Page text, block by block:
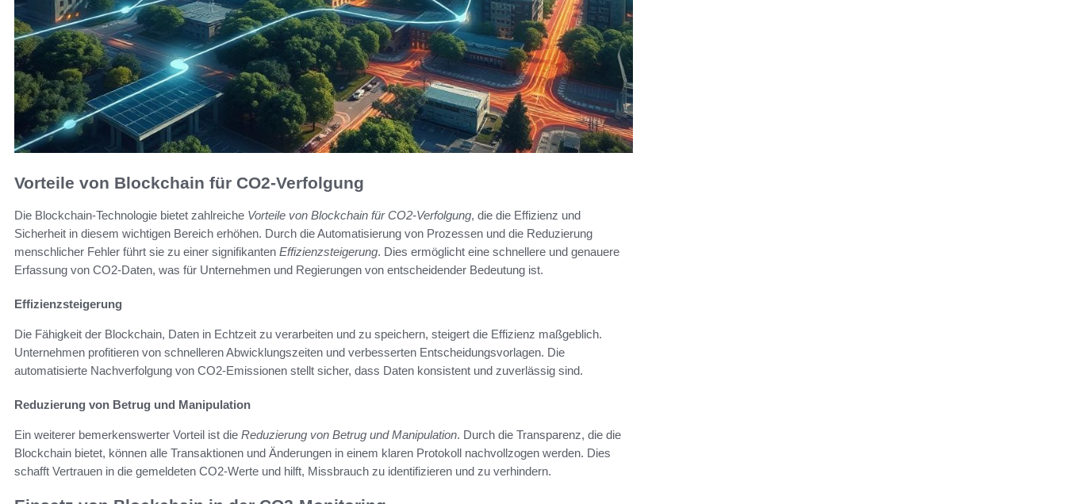
Vorteile von Blockchain für CO2-Verfolgung
Die Blockchain-Technologie bietet zahlreiche Vorteile von Blockchain für CO2-Verfolgung, die die Effizienz und
Sicherheit in diesem wichtigen Bereich erhöhen. Durch die Automatisierung von Prozessen und die Reduzierung
menschlicher Fehler führt sie zu einer signifikanten Effizienzsteigerung. Dies ermöglicht eine schnellere und genauere
Erfassung von CO2-Daten, was für Unternehmen und Regierungen von entscheidender Bedeutung ist.
Effizienzsteigerung
Die Fähigkeit der Blockchain, Daten in Echtzeit zu verarbeiten und zu speichern, steigert die Effizienz maßgeblich.
Unternehmen profitieren von schnelleren Abwicklungszeiten und verbesserten Entscheidungsvorlagen. Die
automatisierte Nachverfolgung von CO2-Emissionen stellt sicher, dass Daten konsistent und zuverlässig sind.
Reduzierung von Betrug und Manipulation
Ein weiterer bemerkenswerter Vorteil ist die Reduzierung von Betrug und Manipulation. Durch die Transparenz, die die
Blockchain bietet, können alle Transaktionen und Änderungen in einem klaren Protokoll nachvollzogen werden. Dies
schafft Vertrauen in die gemeldeten CO2-Werte und hilft, Missbrauch zu identifizieren und zu verhindern.